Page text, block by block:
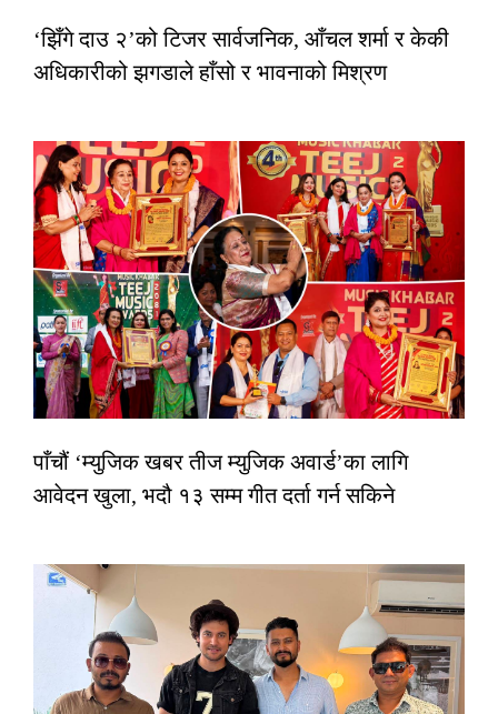
‘झिँगे दाउ २’को टिजर सार्वजनिक, आँचल शर्मा र केकी
अधिकारीको झगडाले हाँसो र भावनाको मिश्रण
पाँचौं ‘म्युजिक खबर तीज म्युजिक अवार्ड’का लागि
आवेदन खुला, भदौ १३ सम्म गीत दर्ता गर्न सकिने